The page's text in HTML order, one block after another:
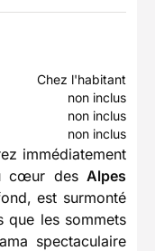
Chez l'habitant
non inclus
non inclus
non inclus
immédiatement
cœur des Alpes
est surmonté
que les sommets
spectaculaire